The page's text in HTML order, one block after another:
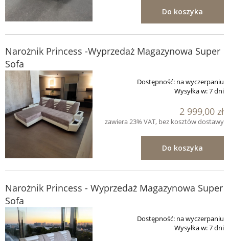
Do koszyka
Narożnik Princess -Wyprzedaż Magazynowa Super
Sofa
Dostępność: na wyczerpaniu
Wysyłka w:7 dni
2 999,00 zł
zawiera 23% VAT, bez kosztów dostawy
Do koszyka
Narożnik Princess - Wyprzedaż Magazynowa Super
Sofa
Dostępność: na wyczerpaniu
Wysyłka w:7 dni